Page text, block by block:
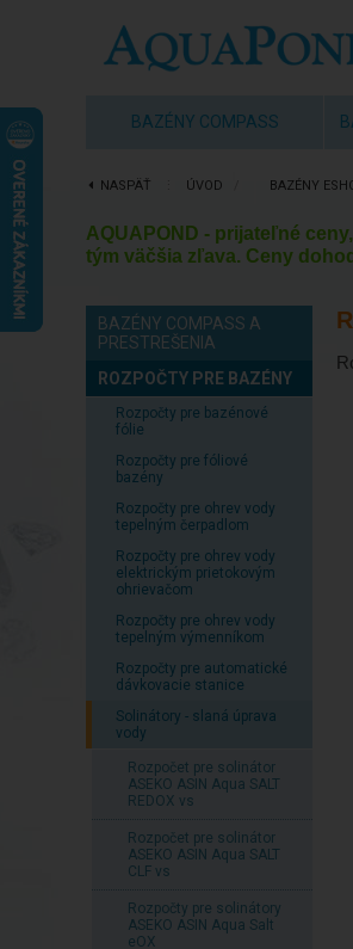
BAZÉNY COMPASS
NASPÄŤ ÚVOD BAZÉNY
AQUAPOND - prijateľné ceny,
tým väčšia zľava. Ceny
BAZÉNY COMPASS A
PRESTREŠENIA
ROZPOČTY PRE BAZÉNY
Rozpočty pre bazénové
fólie
Rozpočty pre fóliové
bazény
Rozpočty pre ohrev vody
tepelným čerpadlom
Rozpočty pre ohrev vody
elektrickým prietokovým
ohrievačom
Rozpočty pre ohrev vody
tepelným výmenníkom
Rozpočty pre automatické
dávkovacie stanice
Solinátory - slaná úprava
vody
Rozpočet pre solinátor
ASEKO ASIN Aqua SALT
REDOX vs
Rozpočet pre solinátor
ASEKO ASIN Aqua SALT
CLF vs
Rozpočty pre solinátory
ASEKO ASIN Aqua Salt
eOX